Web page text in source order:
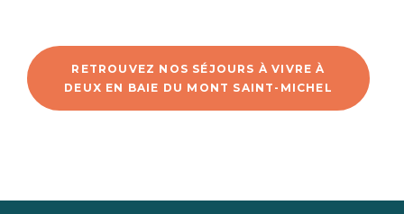
RETROUVEZ NOS SÉJOURS À VIVRE À
DEUX EN BAIE DU MONT SAINT-MICHEL